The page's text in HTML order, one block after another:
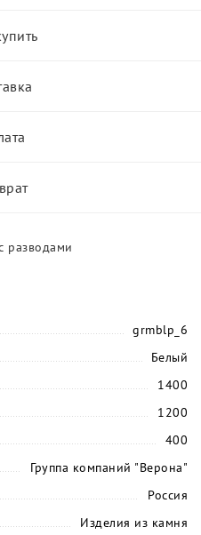
разводами
grmblp_6
Белый
1400
1200
400
Группа компаний "Верона"
Россия
Изделия из камня